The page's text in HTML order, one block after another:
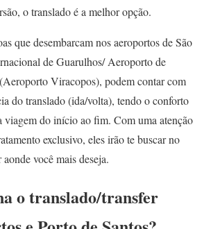
o translado é a melhor opção.
que desembarcam nos aeroportos de São
de Guarulhos/ Aeroporto de
Viracopos), podem contar com
do translado (ida/volta), tendo o conforto
viagem do início ao fim. Com uma atenção
exclusivo, eles irão te buscar no
você mais deseja.
o translado/transfer